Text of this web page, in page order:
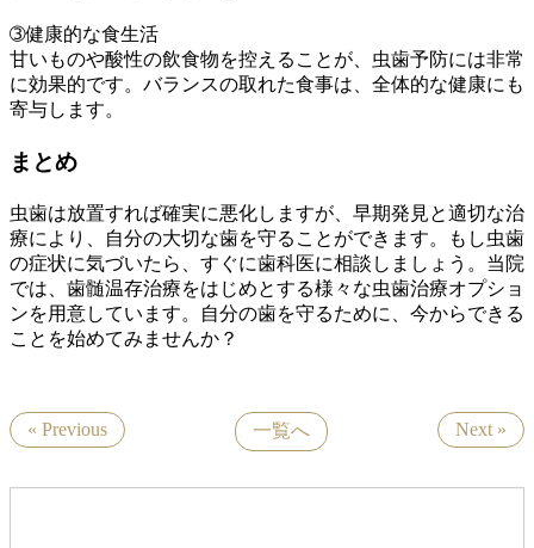
➂健康的な食生活
甘いものや酸性の飲食物を控えることが、虫歯予防には非常
に効果的です。バランスの取れた食事は、全体的な健康にも
寄与します。
まとめ
虫歯は放置すれば確実に悪化しますが、早期発見と適切な治
療により、自分の大切な歯を守ることができます。もし虫歯
の症状に気づいたら、すぐに歯科医に相談しましょう。当院
では、歯髄温存治療をはじめとする様々な虫歯治療オプショ
ンを用意しています。自分の歯を守るために、今からできる
ことを始めてみませんか？
« Previous 一覧へ Next »